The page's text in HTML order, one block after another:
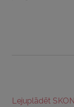
Lejuplādēt